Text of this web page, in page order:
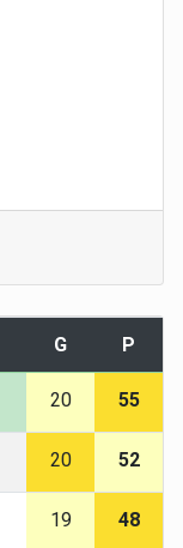
G P
20 55
20 52
19 48